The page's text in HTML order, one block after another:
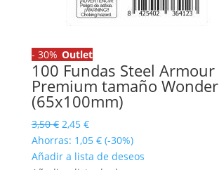
- 30% Outlet
100 Fundas Steel Armour
Premium tamaño Wonder
(65x100mm)
3,50€ El
precio
original
2,45 €El
precio
actual
Ahorras: 1,05 € (-30%)
Añadir a lista de deseos